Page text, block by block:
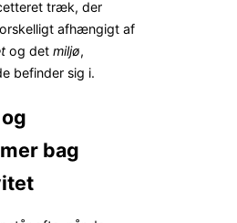
træk, der
afhængigt af
og det miljø,
befinder sig i.
bag